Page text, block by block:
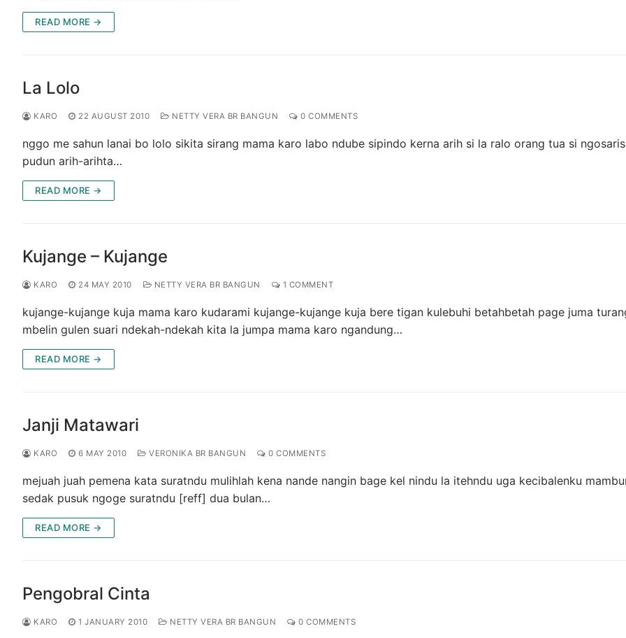
READ MORE →
La Lolo
KARO 22 AUGUST 2010 NETTY VERA BR BANGUN 0 COMMENTS
nggo me sahun lanai bo lolo sikita sirang mama karo labo ndube sipindo kerna arih si la ralo orang tua si
pudun arih-arihta…
READ MORE →
Kujange – Kujange
KARO 24 MAY 2010 NETTY VERA BR BANGUN 1 COMMENT
kujange-kujange kuja mama karo kudarami kujange-kujange kuja bere tigan kulebuhi betahbetah page juma
mbelin gulen suari ndekah-ndekah kita la jumpa mama karo ngandung…
READ MORE →
Janji Matawari
KARO 6 MAY 2010 VERONIKA BR BANGUN 0 COMMENTS
mejuah juah pemena kata suratndu mulihlah kena nande nangin bage kel nindu la itehndu uga kecibalenku
sedak pusuk ngoge suratndu [reff] dua bulan…
READ MORE →
Pengobral Cinta
KARO 1 JANUARY 2010 NETTY VERA BR BANGUN 0 COMMENTS